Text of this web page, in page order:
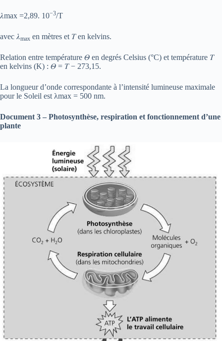
𝜆max =2,89. 10−3/T
avec 𝜆max en mètres et 𝑇 en kelvins.
Relation entre température 𝛩 en degrés Celsius (°C) et température 𝑇
en kelvins (K) : 𝛩 = 𝑇 − 273,15.
La longueur d’onde correspondante à l’intensité lumineuse maximale
pour le Soleil est λmax = 500 nm.
Document 3 – Photosynthèse, respiration et fonctionnement d’une
plante